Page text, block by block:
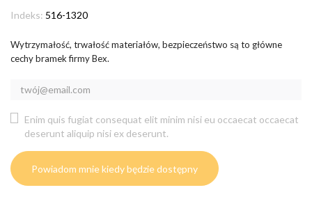
Indeks: 516-1320
Wytrzymałość, trwałość materiałów, bezpieczeństwo są to główne
cechy bramek firmy Bex.
Enim quis fugiat consequat elit minim nisi eu occaecat occaecat
deserunt aliquip nisi ex deserunt.
Powiadom mnie kiedy będzie dostępny